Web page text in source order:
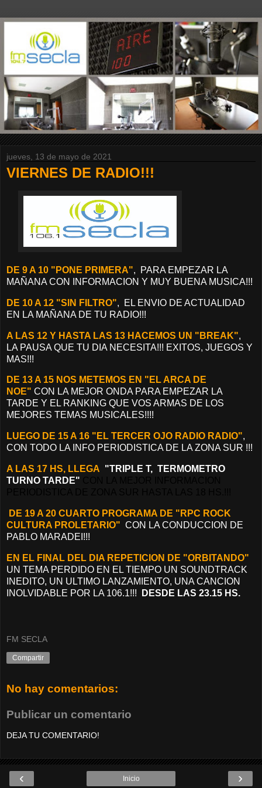
jueves, 13 de mayo de 2021
VIERNES DE RADIO!!!
DE 9 A 10 "PONE PRIMERA", PARA EMPEZAR LA
MAÑANA CON INFORMACION Y MUY BUENA MUSICA!!!
DE 10 A 12 "SIN FILTRO", EL ENVIO DE ACTUALIDAD
EN LA MAÑANA DE TU RADIO!!!
A LAS 12 Y HASTA LAS 13 HACEMOS UN "BREAK",
LA PAUSA QUE TU DIA NECESITA!!! EXITOS, JUEGOS Y
MAS!!!
DE 13 A 15 NOS METEMOS EN "EL ARCA DE
NOE" CON LA MEJOR ONDA PARA EMPEZAR LA
TARDE Y EL RANKING QUE VOS ARMAS DE LOS
MEJORES TEMAS MUSICALES!!!!
LUEGO DE 15 A 16 "EL TERCER OJO RADIO RADIO",
CON TODO LA INFO PERIODISTICA DE LA ZONA SUR !!!
A LAS 17 HS, LLEGA "TRIPLE T, TERMOMETRO
TURNO TARDE"
DE 19 A 20 CUARTO PROGRAMA DE "RPC ROCK
CULTURA PROLETARIO" CON LA CONDUCCION DE
PABLO MARADEI!!!
EN EL FINAL DEL DIA REPETICION DE "ORBITANDO"
UN TEMA PERDIDO EN EL TIEMPO UN SOUNDTRACK
INEDITO, UN ULTIMO LANZAMIENTO, UNA CANCION
INOLVIDABLE POR LA 106.1!!!
DESDE LAS 23.15 HS.
FM SECLA
Compartir
No hay comentarios:
Publicar un comentario
DEJA TU COMENTARIO!
‹ ›
Inicio